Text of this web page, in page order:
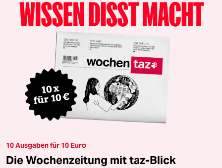
10 Ausgaben für 10 Euro
Die Wochenzeitung mit taz-Blick